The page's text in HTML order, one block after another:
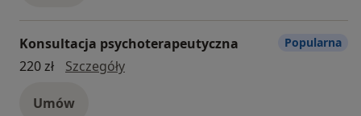
Konsultacja psychoterapeutyczna
220 zł
Szczegółykonsultacja psychoterapeutyczna
Umów
Popularna